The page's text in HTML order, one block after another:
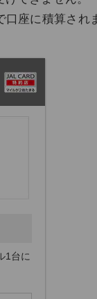
口座に積算され
1台に